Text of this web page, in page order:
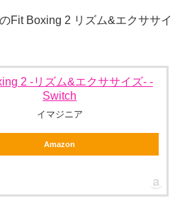
Fit Boxing 2 リズム&エクササイ
2 -リズム&エクササイズ- -
Switch
イマジニア
Amazon